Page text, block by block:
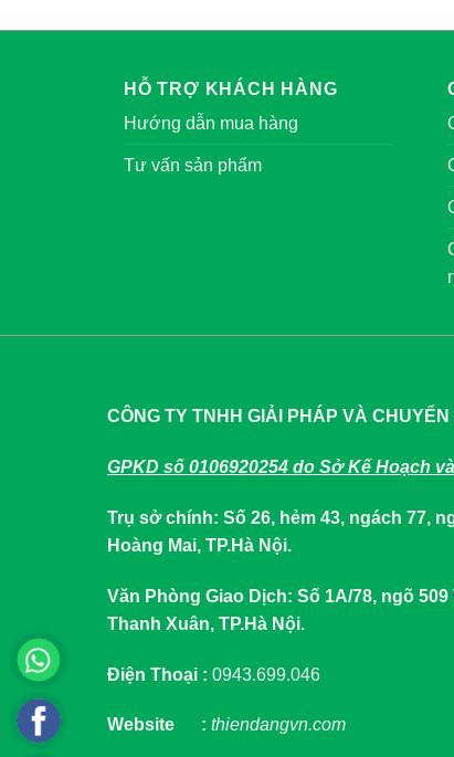
HỖ TRỢ KHÁCH HÀNG
Hướng dẫn mua hàng
Tư vấn sản phẩm
CÔNG TY TNHH GIẢI PHÁP VÀ
GPKD số 0106920254 do Sở Kế Hoạch
Trụ sở chính: Số 26, hẻm 43, ngách 77,
Hoàng Mai, TP.Hà Nội.
Văn Phòng Giao Dịch: Số 1A/78, ngõ
Thanh Xuân, TP.Hà Nội.
Điện Thoại : 0943.699.046
Website : thiendangvn.com